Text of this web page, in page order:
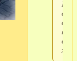
Бог
вам
всего